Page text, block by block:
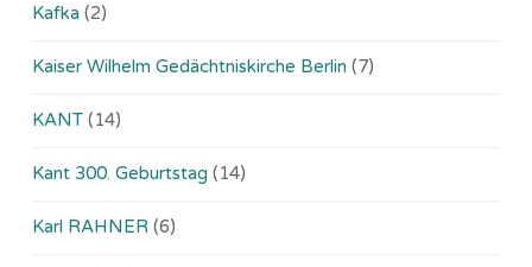
Kafka (2)
Kaiser Wilhelm Gedächtniskirche Berlin (7)
KANT (14)
Kant 300. Geburtstag (14)
Karl RAHNER (6)